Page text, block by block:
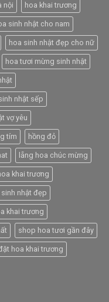
nội hoa khai trương
sinh nhật cho nam
hoa sinh nhật đẹp cho nữ
hoa tươi mừng sinh nhật
nhật sếp
vợ yêu
tím hồng đỏ
lẵng hoa chúc mừng
khai trương
sinh nhật đẹp
khai trương
shop hoa tươi gần đây
hoa khai trương